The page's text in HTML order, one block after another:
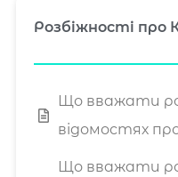
Розбіжності про
Що вважати
відомостях
Що вважати